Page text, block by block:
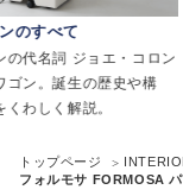
て
ジョエ・コロン
生の歴史や構
解説。
リゾ
西海
ウト
ウン
トップページ
フォルモサ FORMOSA